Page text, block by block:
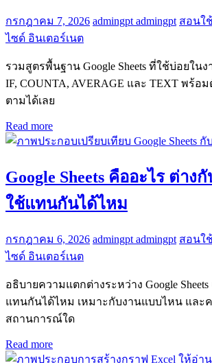
กรกฎาคม 7, 2026 admingpt admingpt สอนใ
ไซด์ อินเตอร์เนต
รวมสูตรพื้นฐาน Google Sheets ที่ใช้บ่อยในง
IF, COUNTA, AVERAGE และ TEXT พร้อ
ตามได้เลย
Read more
Google Sheets คืออะไร ต่าง
ใช้แทนกันได้ไหม
กรกฎาคม 6, 2026 admingpt admingpt สอนใ
ไซด์ อินเตอร์เนต
อธิบายความแตกต่างระหว่าง Google Sheets
แทนกันได้ไหม เหมาะกับงานแบบไหน และ
สถานการณ์ใด
Read more